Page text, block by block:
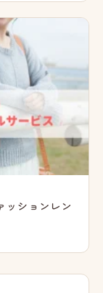
ッションレン